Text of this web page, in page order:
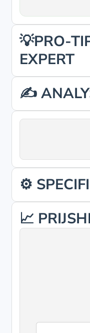
💡PRO-
EXPERT
✍️
⚙️
📈